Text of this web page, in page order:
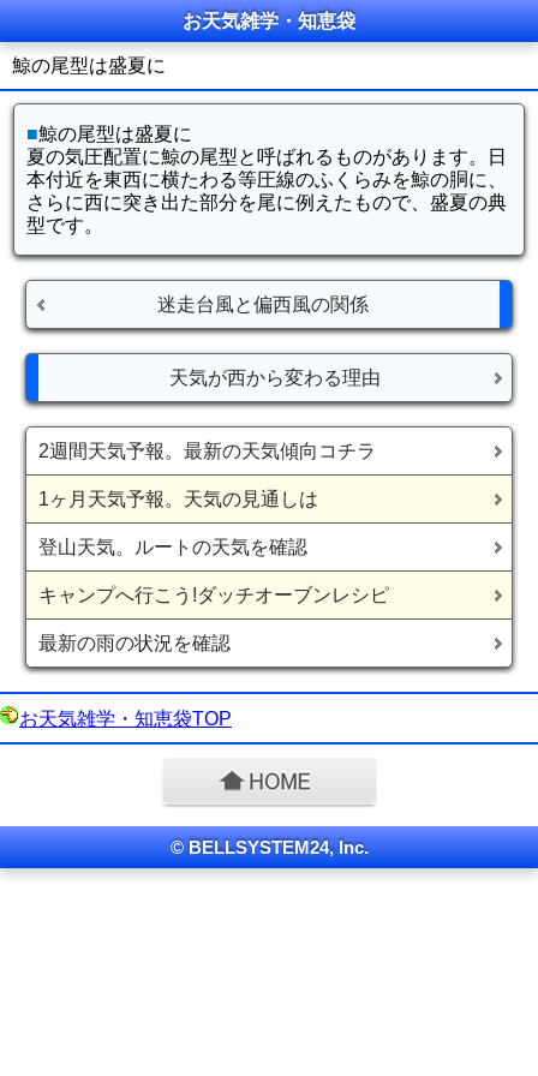
お天気雑学・知恵袋
鯨の尾型は盛夏に
■鯨の尾型は盛夏に
夏の気圧配置に鯨の尾型と呼ばれるものがあります。日
本付近を東西に横たわる等圧線のふくらみを鯨の胴に、
さらに西に突き出た部分を尾に例えたもので、盛夏の典
型です。
迷走台風と偏西風の関係
天気が西から変わる理由
2週間天気予報。最新の天気傾向コチラ
1ヶ月天気予報。天気の見通しは
登山天気。ルートの天気を確認
キャンプへ行こう!ダッチオーブンレシピ
最新の雨の状況を確認
お天気雑学・知恵袋TOP
© BELLSYSTEM24, Inc.